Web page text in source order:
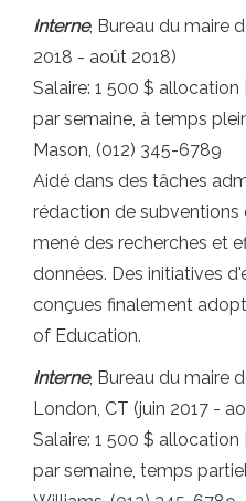
Interne, Bureau du maire
2018 - août 2018)
Salaire: 1 500 $
par semaine, à temps
Mason, (012) 345-6789
Aidé dans des tâches
rédaction de subventions
mené des recherches et
données. Des initiatives
conçues finalement
of Education.
Interne, Bureau du maire
London, CT (juin 2017 -
Salaire: 1 500 $
par semaine, temps